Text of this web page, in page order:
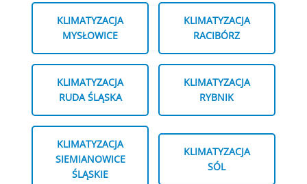
KLIMATYZACJA
MYSŁOWICE
KLIMATYZACJA
RACIBÓRZ
KLIMATYZACJA
RUDA ŚLĄSKA
KLIMATYZACJA
RYBNIK
KLIMATYZACJA
SIEMIANOWICE
ŚLĄSKIE
KLIMATYZACJA
SÓL